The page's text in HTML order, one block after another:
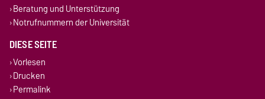
Beratung und Unterstützung
Notrufnummern der Universität
DIESE SEITE
Vorlesen
Drucken
Permalink